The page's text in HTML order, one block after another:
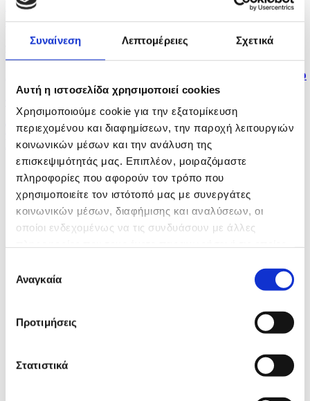
Συναίνεση Λεπτομέρειες Σχετικά
Αυτή η ιστοσελίδα χρησιμοποιεί cookies
Χρησιμοποιούμε cookie για την εξατομίκευση
περιεχομένου και διαφημίσεων, την παροχή λειτουργιών
κοινωνικών μέσων και την ανάλυση της
επισκεψιμότητάς μας. Επιπλέον, μοιραζόμαστε
πληροφορίες που αφορούν τον τρόπο που
χρησιμοποιείτε τον ιστότοπό μας με συνεργάτες
κοινωνικών μέσων, διαφήμισης και αναλύσεων, οι
οποίοι ενδεχομένως να τις συνδυάσουν με άλλες
των υπηρεσιών τους.
συγκατάθεσης
Αναγκαία
Προτιμήσεις
Στατιστικά
Βαρύ το φορτίο, ο Βαφεάδης έθεσε ψηλά τον πήχη,
είπε η...
πριν 25 λεπτά
Ισόβια κάθειρξη για Αφγανό για επίθεση στο Μόναχο
Το ΤΕΠΑΚ πιστοποιήθηκε ως Κέντρο
Επαγγελματικής...